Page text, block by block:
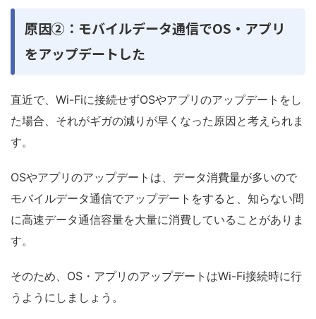
原因②：モバイルデータ通信でOS・アプリ
をアップデートした
直近で、Wi-Fiに接続せずOSやアプリのアップデートをし
た場合、それがギガの減りが早くなった原因と考えられま
す。
OSやアプリのアップデートは、データ消費量が多いので
モバイルデータ通信でアップデートをすると、知らない間
に高速データ通信容量を大量に消費していることがありま
す。
そのため、OS・アプリのアップデートはWi-Fi接続時に行
うようにしましょう。